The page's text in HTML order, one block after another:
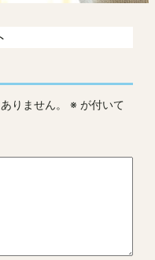
りません。 ※ が付いて